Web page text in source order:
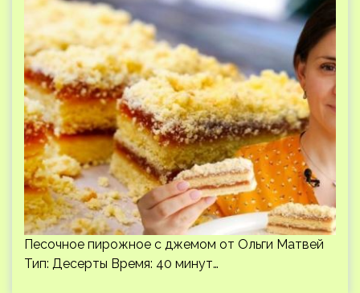
Песочное пирожное с джемом от Ольги Матвей
Тип: Десерты Время: 40 минут…